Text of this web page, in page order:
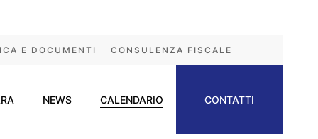
E DOCUMENTI CONSULENZA FISCALE
NEWS CALENDARIO CONTATTI